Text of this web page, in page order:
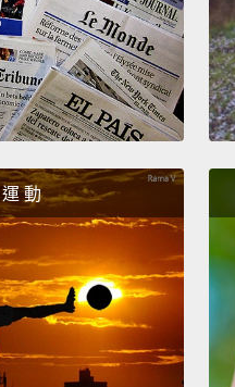
that will just sort of
它的作用是，我們的大腦
個行為和特定獎勵的提示
得有點越來越糾纏在一起
地發生。
But Charles says the
knowledge to our
不過 Charles 表示，好消
There was a big study
運 動